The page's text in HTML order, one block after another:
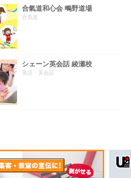
合氣道和心会 鴫野道場
合気道
シェーン英会話 綾瀬校
英語・英会話